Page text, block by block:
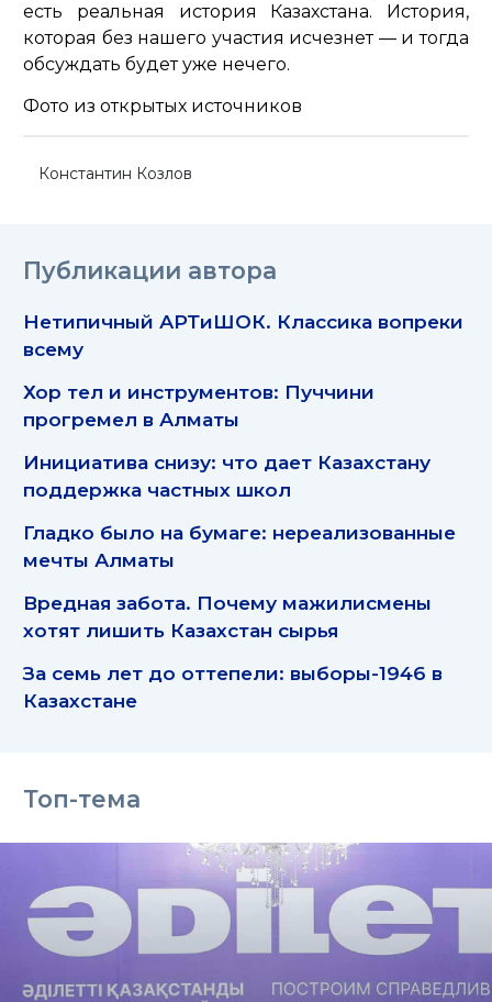
есть реальная история Казахстана. История,
которая без нашего участия исчезнет — и тогда
обсуждать будет уже нечего.
Фото из открытых источников
Константин Козлов
Публикации автора
Нетипичный АРТиШОК. Классика вопреки
всему
Хор тел и инструментов: Пуччини
прогремел в Алматы
Инициатива снизу: что дает Казахстану
поддержка частных школ
Гладко было на бумаге: нереализованные
мечты Алматы
Вредная забота. Почему мажилисмены
хотят лишить Казахстан сырья
За семь лет до оттепели: выборы-1946 в
Казахстане
Топ-тема